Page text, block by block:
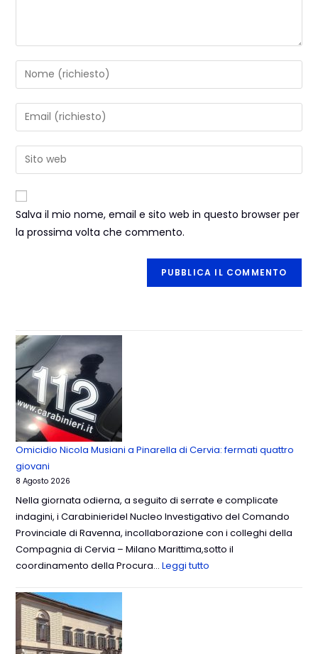
Salva il mio nome, email e sito web in questo browser per
la prossima volta che commento.
Omicidio Nicola Musiani a Pinarella di Cervia: fermati quattro
giovani
8 Agosto 2026
Nella giornata odierna, a seguito di serrate e complicate
indagini, i Carabinieridel Nucleo Investigativo del Comando
Provinciale di Ravenna, incollaborazione con i colleghi della
Compagnia di Cervia – Milano Marittima,sotto il
coordinamento della Procura…Leggi tutto